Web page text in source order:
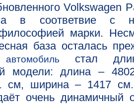
Volkswagen
в соответвие с
марки.
база осталась
автомобиль
стал
модели: длина –
см, ширина – 1417
очень динамичный